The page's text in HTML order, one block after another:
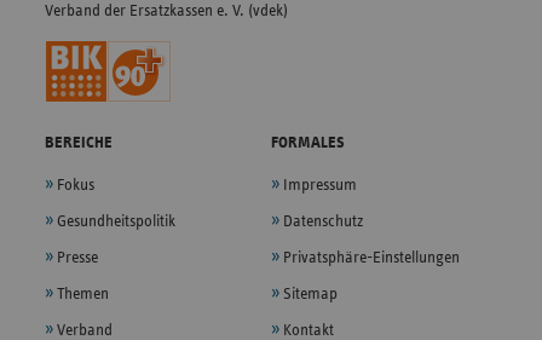
Verband der Ersatzkassen e. V. (vdek)
BEREICHE
Fokus
Gesundheitspolitik
Presse
Themen
Verband
FORMALES
Impressum
Datenschutz
Privatsphäre-Einstellungen
Sitemap
Kontakt